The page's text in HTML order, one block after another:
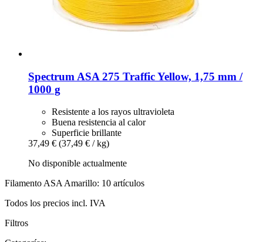
Spectrum ASA 275 Traffic Yellow, 1,75 mm /
1000 g
Resistente a los rayos ultravioleta
Buena resistencia al calor
Superficie brillante
37,49 € (37,49 € / kg)
No disponible actualmente
Filamento ASA Amarillo: 10 artículos
Todos los precios incl. IVA
Filtros